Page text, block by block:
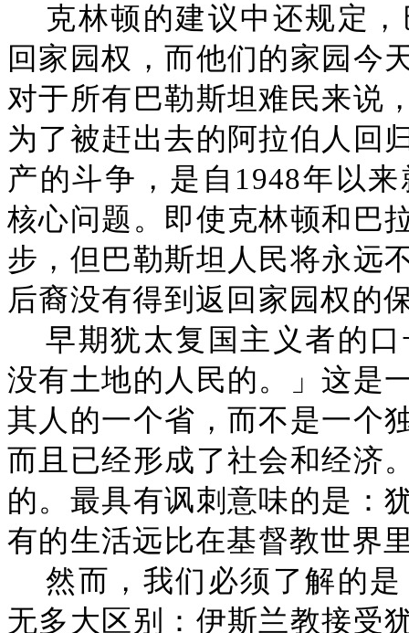
克林顿的建议中还规定
回家园权，而他们的家园今
对于所有巴勒斯坦难民来说
为了被赶出去的阿拉伯人回
产的斗争，是自1948年以
核心问题。即使克林顿和巴
步，但巴勒斯坦人民将永远
后裔没有得到返回家园权的
早期犹太复国主义者的
没有土地的人民的。」这是
其人的一个省，而不是一个
而且已经形成了社会和经济
的。最具有讽刺意味的是：
有的生活远比在基督教世界
然而，我们必须了解的
无多大区别：伊斯兰教接受